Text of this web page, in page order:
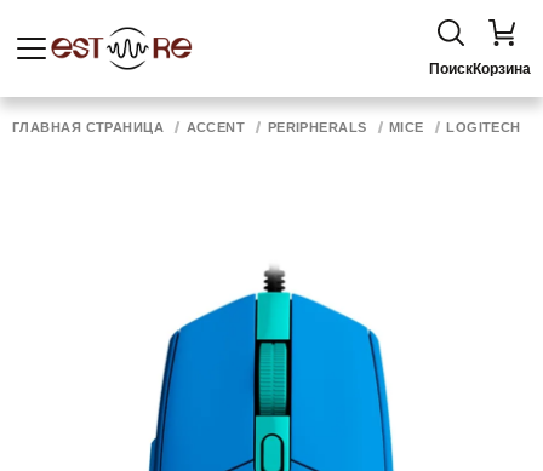
ПоискКорзина
ГЛАВНАЯ СТРАНИЦА ACCENT PERIPHERALS MICE LOGITECH